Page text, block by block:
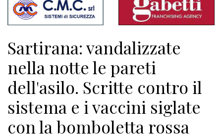
del
sito
Associazioni
Meteo
CONTATTI
La
Sartirana: vandalizzate
nella notte le pareti
dell'asilo. Scritte contro il
sistema e i vaccini siglate
con la bomboletta rossa